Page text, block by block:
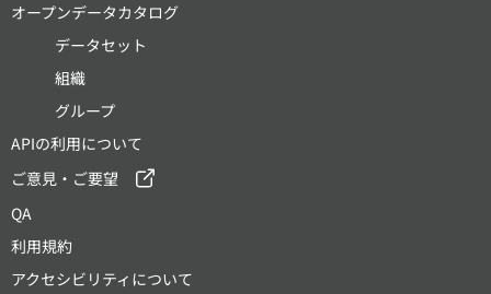
オープンデータカタログ
データセット
組織
グループ
APIの利用について
ご意見・ご要望
QA
利用規約
アクセシビリティについて